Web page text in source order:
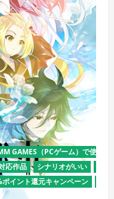
GAMES（PCゲーム）で使え
応作品 シナリオがいい
イント還元キャンペーン